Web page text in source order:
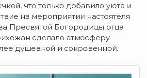
что только добавило уюта и
на мероприятии настоятеля
Пресвятой Богородицы отца
сделало атмосферу
душевной и сокровенной.